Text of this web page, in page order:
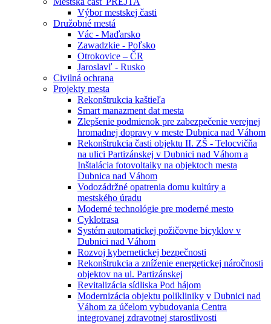
Výbor mestskej časti
Družobné mestá
Vác - Maďarsko
Zawadzkie - Poľsko
Otrokovice – ČR
Jaroslavľ - Rusko
Civilná ochrana
Projekty mesta
Rekonštrukcia kaštieľa
Smart manazment dat mesta
Zlepšenie podmienok pre zabezpečenie verejnej
hromadnej dopravy v meste Dubnica nad Váhom
Rekonštrukcia časti objektu II. ZŠ - Telocvičňa
na ulici Partizánskej v Dubnici nad Váhom a
Inštalácia fotovoltaiky na objektoch mesta
Dubnica nad Váhom
Vodozádržné opatrenia domu kultúry a
mestského úradu
Moderné technológie pre moderné mesto
Cyklotrasa
Systém automatickej požičovne bicyklov v
Dubnici nad Váhom
Rozvoj kybernetickej bezpečnosti
Rekonštrukcia a zníženie energetickej náročnosti
objektov na ul. Partizánskej
Revitalizácia sídliska Pod hájom
Modernizácia objektu polikliniky v Dubnici nad
Váhom za účelom vybudovania Centra
integrovanej zdravotnej starostlivosti